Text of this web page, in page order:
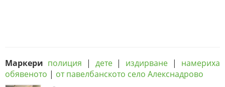
Маркери полиция | дете| издирване | намериха
обявеното | от павелбанското село Алекснадрово